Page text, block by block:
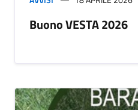
Buono VESTA 2026